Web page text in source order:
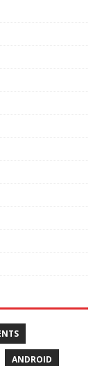
ANDROID